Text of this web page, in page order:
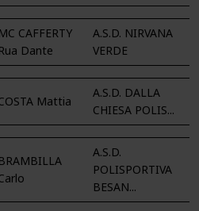
MC CAFFERTY
Rua Dante
A.S.D. NIRVANA
VERDE
Mattia
A.S.D. DALLA
CHIESA POLIS...
BRAMBILLA
A.S.D.
POLISPORTIVA
BESAN...